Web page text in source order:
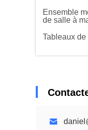
Ensemble
de salle à
Tableaux